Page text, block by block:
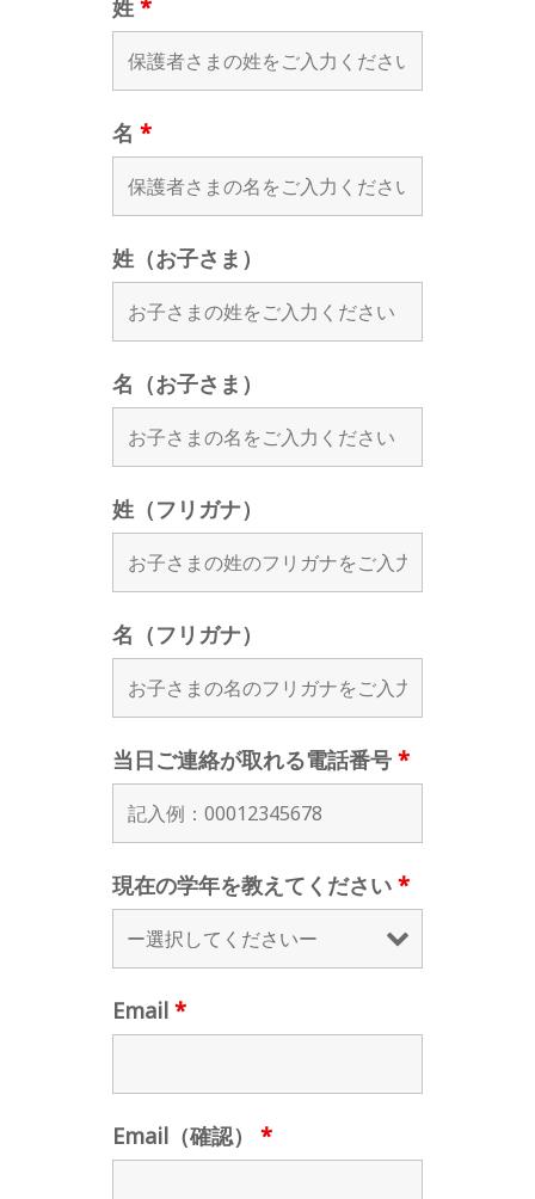
姓 *
名 *
姓（お子さま）
名（お子さま）
姓（フリガナ）
名（フリガナ）
当日ご連絡が取れる電話番号 *
現在の学年を教えてください *
Email *
Email（確認） *